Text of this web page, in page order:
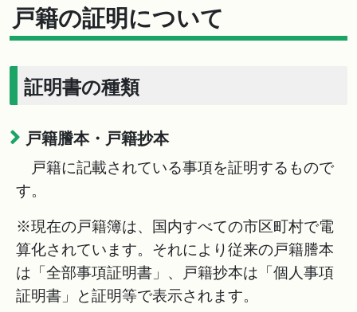
戸籍の証明について
証明書の種類
戸籍謄本・戸籍抄本
戸籍に記載されている事項を証明するもので
す。
※現在の戸籍簿は、国内すべての市区町村で電
算化されています。それにより従来の戸籍謄本
は「全部事項証明書」、戸籍抄本は「個人事項
証明書」と証明等で表示されます。